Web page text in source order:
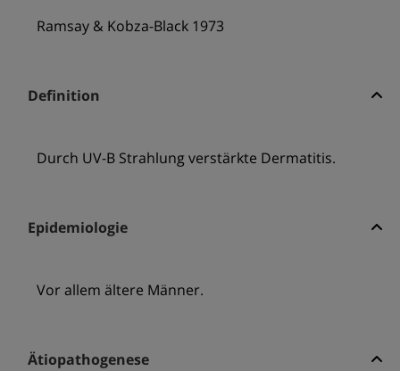
Ramsay & Kobza-Black 1973
Definition
Durch UV-B Strahlung verstärkte Dermatitis.
Epidemiologie
Vor allem ältere Männer.
Ätiopathogenese